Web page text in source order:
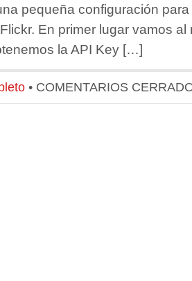
pequeña configuración
En primer lugar vamos al
la API Key […]
• COMENTARIOS